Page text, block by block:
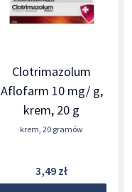
Clotrimazolum
Aflofarm 10 mg/ g,
krem, 20 g
krem,20 gramów
3,49 zł